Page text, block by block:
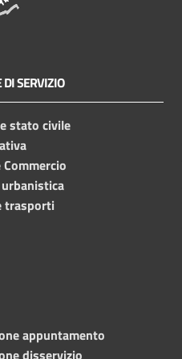
DI SERVIZIO
stato civile
trasporti
appuntamento
disservizio